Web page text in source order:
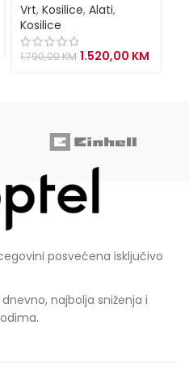
Vrt, Kosilice, Alati,
Kosilice
1.790,00KM Original
1.520,00 KM
posvećena isključivo
najbolja sniženja i